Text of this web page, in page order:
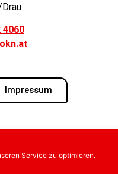
Service zu optimieren.
4060
Impressum